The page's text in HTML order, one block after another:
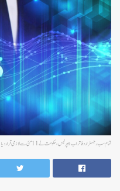
تمام سب رجسٹرار دفاتر اب پیپر لیس ، حکومت نے 11 مئی سے لازمی قرار دیا